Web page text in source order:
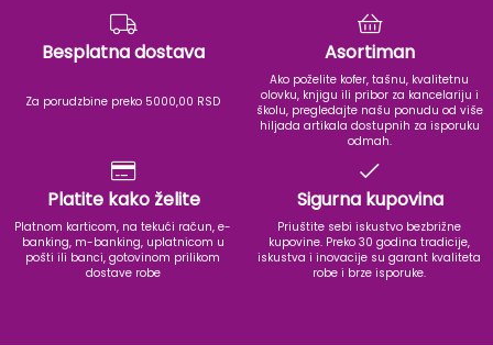
Besplatna dostava
Za porudzbine preko 5000,00 RSD
Asortiman
Ako poželite kofer, tašnu, kvalitetnu
olovku, knjigu ili pribor za kancelariju i
školu, pregledajte našu ponudu od više
hiljada artikala dostupnih za isporuku
odmah.
Platite kako želite
Platnom karticom, na tekući račun, e-
banking, m-banking, uplatnicom u
pošti ili banci, gotovinom prilikom
dostave robe
Sigurna kupovina
Priuštite sebi iskustvo bezbrižne
kupovine. Preko 30 godina tradicije,
iskustva i inovacije su garant kvaliteta
robe i brze isporuke.